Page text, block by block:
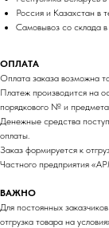
Россия и Казахстан в
Самовывоз со склада
ОПЛАТА
Оплата заказа возможна
Платеж производится на
порядкового № и
Денежные средства
оплаты.
Заказ формируется к
Частного предприятия
ВАЖНО
Для постоянных
отгрузка товара на